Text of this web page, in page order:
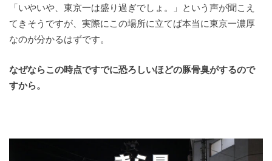
「いやいや、東京一は盛り過ぎでしょ。」という声が聞こえ
てきそうですが、実際にこの場所に立てば本当に東京一濃厚
なのが分かるはずです。
なぜならこの時点ですでに恐ろしいほどの豚骨臭がするので
すから。